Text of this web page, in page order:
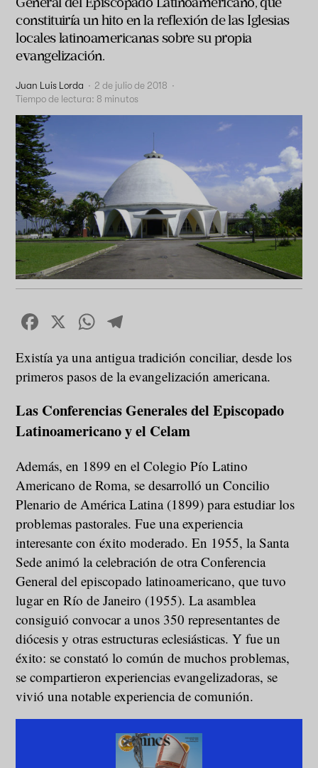
constituiría un hito en la reflexión de las Iglesias
locales latinoamericanas sobre su propia
evangelización.
Juan Luis Lorda · 2 de julio de 2018 ·
Tiempo de lectura: 8 minutos
Facebook
X WhatsApp
Existía ya una antigua tradición conciliar, desde los
primeros pasos de la evangelización americana.
Las Conferencias Generales del Episcopado
Latinoamericano y el Celam
Además, en 1899 en el Colegio Pío Latino
Americano de Roma, se desarrolló un Concilio
Plenario de América Latina (1899) para estudiar los
problemas pastorales. Fue una experiencia
interesante con éxito moderado. En 1955, la Santa
Sede animó la celebración de otra Conferencia
General del episcopado latinoamericano, que tuvo
lugar en Río de Janeiro (1955). La asamblea
consiguió convocar a unos 350 representantes de
diócesis y otras estructuras eclesiásticas. Y fue un
éxito: se constató lo común de muchos problemas,
se compartieron experiencias evangelizadoras, se
vivió una notable experiencia de comunión.